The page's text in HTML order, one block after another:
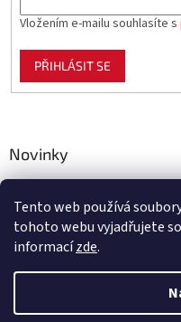
Tento web používá
tohoto webu vyjadřujete
informacízde.
Vložením e-mailu souhlasíte s
PŘIHLÁSIT SE
Novinky
zahradu, chov i